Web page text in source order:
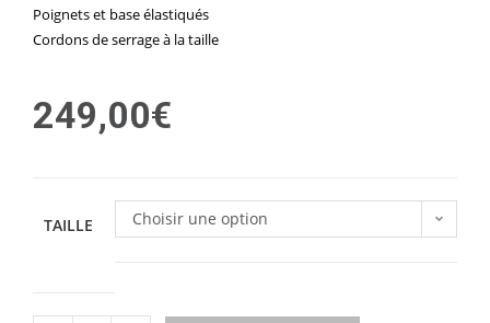
Poignets et base élastiqués
Cordons de serrage à la taille
249,00€
TAILLE Choisir une option